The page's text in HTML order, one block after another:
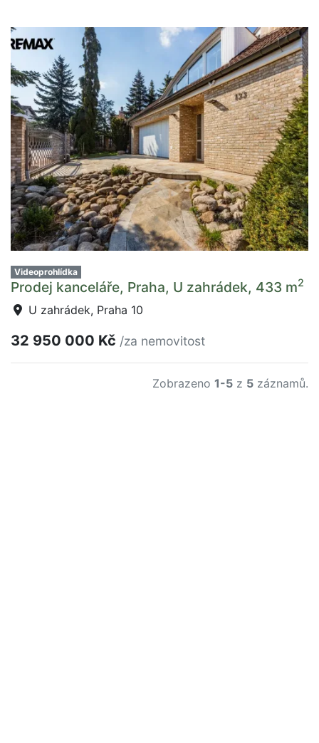
Videoprohlídka
Prodej kanceláře, Praha, U zahrádek, 433 m2
U zahrádek, Praha 10
32 950 000 Kč /za nemovitost
Zobrazeno 1-5 z 5 záznamů.